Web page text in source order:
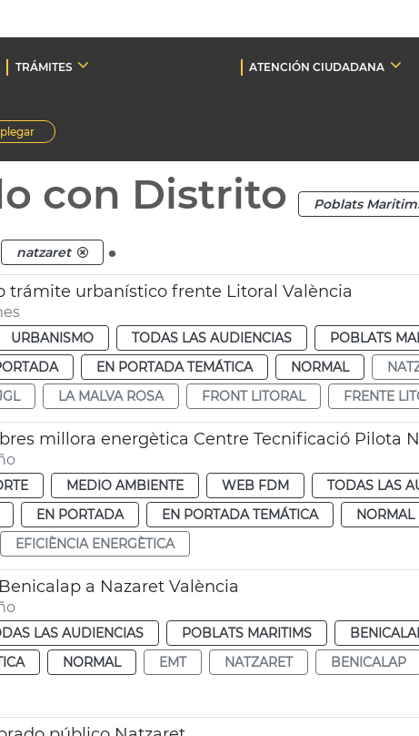
TRÁMITES
ATENCIÓN CIUDADANA
con Distrito Poblats
natzaret .
trámite urbanístico frente Litoral València
URBANISMO TODAS LAS AUDIENCIAS
POBLATS
EN PORTADA TEMÁTICA NORMAL
LA MALVA ROSA FRONT LITORAL FRENTE
millora energètica Centre Tecnificació Pilota
MEDIO AMBIENTE WEB FDM
TODAS LAS
EN PORTADA EN PORTADA TEMÁTICA NORMAL
EFICIÈNCIA ENERGÈTICA
a Nazaret València
LAS AUDIENCIAS POBLATS MARITIMS
NORMAL EMT NATZARET BENICALAP